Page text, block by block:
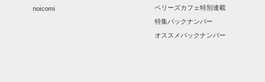
noicomi
ベリーズカフェ特別連載
特集バックナンバー
オススメバックナンバー